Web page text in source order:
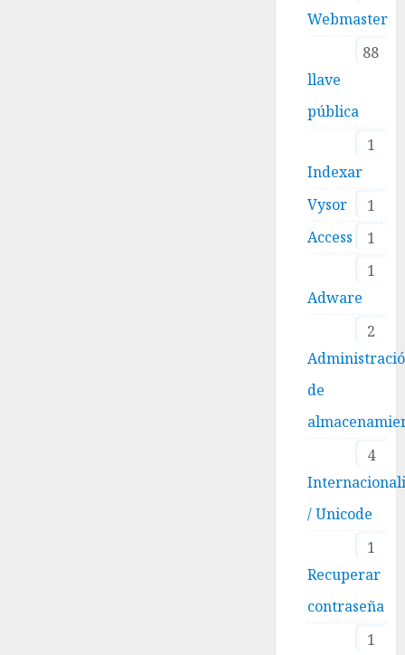
Webmaster
88
llave
pública
1
Indexar
1
Vysor
1
Access
1
Adware
2
de
4
/ Unicode
1
Recuperar
contraseña
1